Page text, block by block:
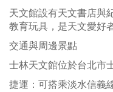
天文館設有天文書店與
教育玩具，是天文愛好
交通與周邊景點
士林天文館位於台北市
捷運：可搭乘淡水信義